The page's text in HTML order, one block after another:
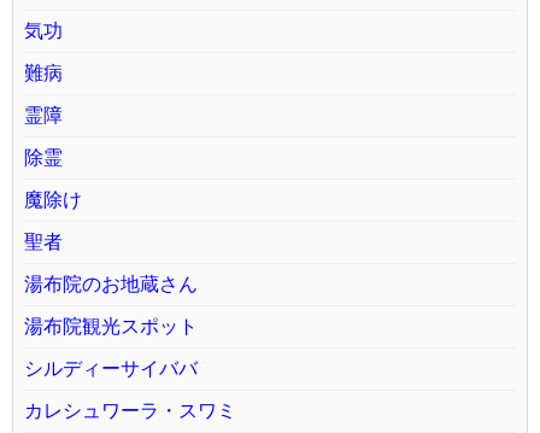
気功
難病
霊障
除霊
魔除け
聖者
湯布院のお地蔵さん
湯布院観光スポット
シルディーサイババ
カレシュワーラ・スワミ